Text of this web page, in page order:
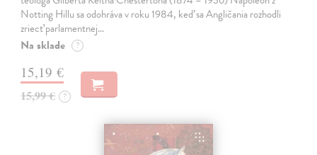
Notting Hillu sa odohráva v roku 1984, keď sa Angličania rozhodli
zriecť parlamentnej…
Na sklade ?
15,19 €
15,99 € ?